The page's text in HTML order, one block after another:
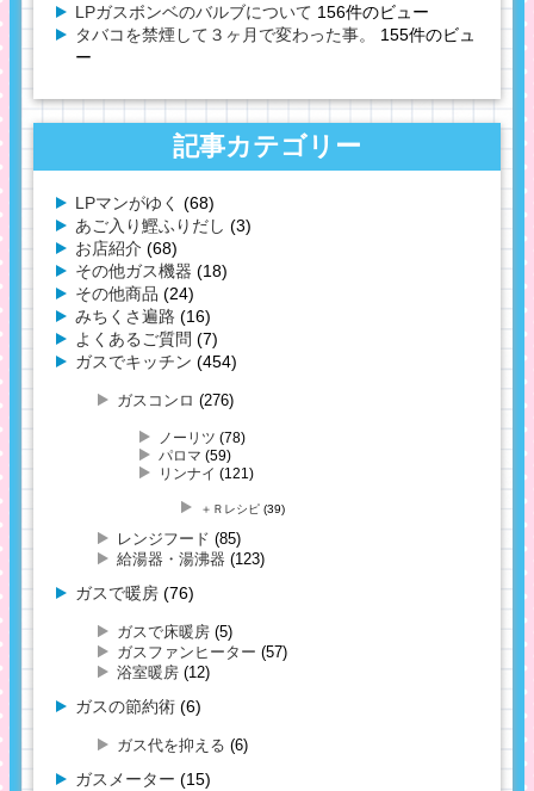
LPガスボンベのバルブについて 156件のビュー
タバコを禁煙して３ヶ月で変わった事。
155件のビュ
ー
記事カテゴリー
LPマンがゆく (68)
あご入り鰹ふりだし (3)
お店紹介 (68)
その他ガス機器 (18)
その他商品 (24)
みちくさ遍路 (16)
よくあるご質問 (7)
ガスでキッチン (454)
ガスコンロ (276)
ノーリツ (78)
パロマ (59)
リンナイ (121)
＋Ｒレシピ (39)
レンジフード (85)
給湯器・湯沸器 (123)
ガスで暖房 (76)
ガスで床暖房 (5)
ガスファンヒーター (57)
浴室暖房 (12)
ガスの節約術 (6)
ガス代を抑える (6)
ガスメーター (15)